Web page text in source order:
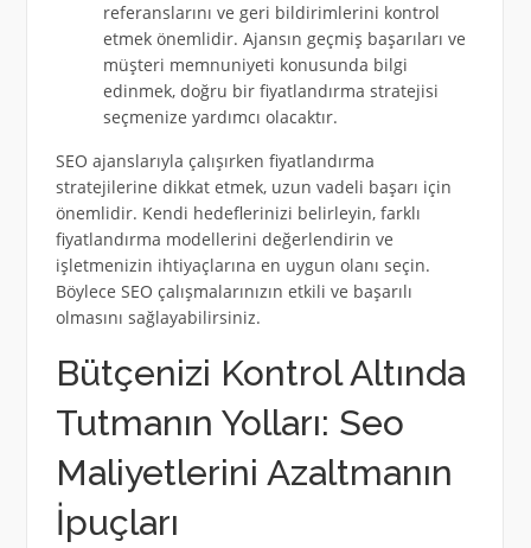
referanslarını ve geri bildirimlerini kontrol
etmek önemlidir. Ajansın geçmiş başarıları ve
müşteri memnuniyeti konusunda bilgi
edinmek, doğru bir fiyatlandırma stratejisi
seçmenize yardımcı olacaktır.
SEO ajanslarıyla çalışırken fiyatlandırma
stratejilerine dikkat etmek, uzun vadeli başarı için
önemlidir. Kendi hedeflerinizi belirleyin, farklı
fiyatlandırma modellerini değerlendirin ve
işletmenizin ihtiyaçlarına en uygun olanı seçin.
Böylece SEO çalışmalarınızın etkili ve başarılı
olmasını sağlayabilirsiniz.
Bütçenizi Kontrol Altında
Tutmanın Yolları: Seo
Maliyetlerini Azaltmanın
İpuçları